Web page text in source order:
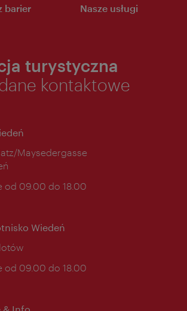
barier Nasze usługi
turystyczna
kontaktowe
Maysedergasse
od 09.00 do 18.00
Wiedeń
od 09.00 do 18.00